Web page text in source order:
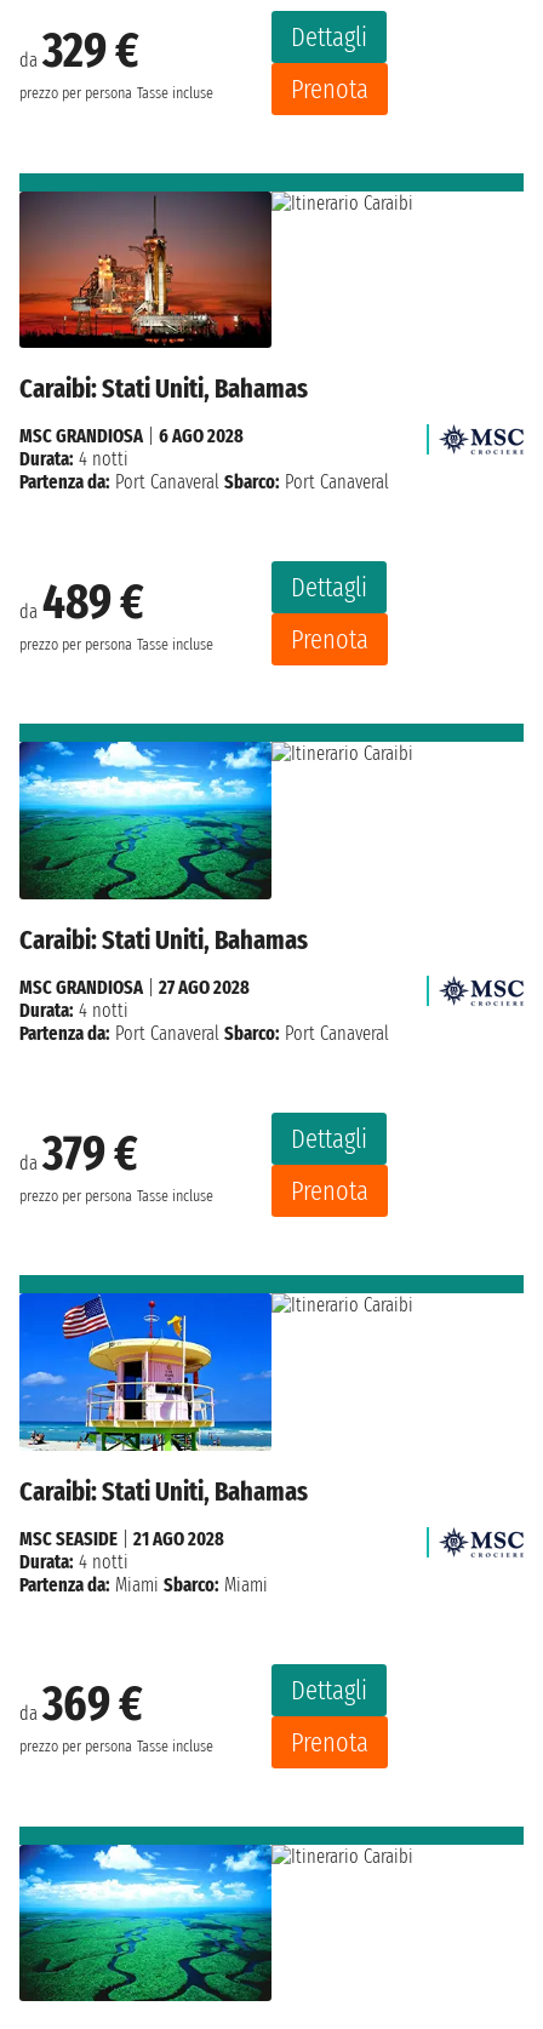
da329 €
prezzo per persona Tasse incluse
Dettagli
Prenota
Caraibi: Stati Uniti, Bahamas
da 489 €
prezzo per persona Tasse incluse
Dettagli
Prenota
MSC GRANDIOSA| 6 AGO 2028
Durata: 4 notti
Partenza da: Port Canaveral Sbarco: Port Canaveral
Caraibi: Stati Uniti, Bahamas
da379 €
prezzo per persona Tasse incluse
Dettagli
Prenota
MSC GRANDIOSA| 27 AGO 2028
Durata: 4 notti
Partenza da: Port Canaveral Sbarco: Port Canaveral
Caraibi: Stati Uniti, Bahamas
da369 €
prezzo per persona Tasse incluse
Dettagli
Prenota
MSC SEASIDE
21 AGO 2028
Durata: 4 notti
Partenza da: Miami Sbarco: Miami